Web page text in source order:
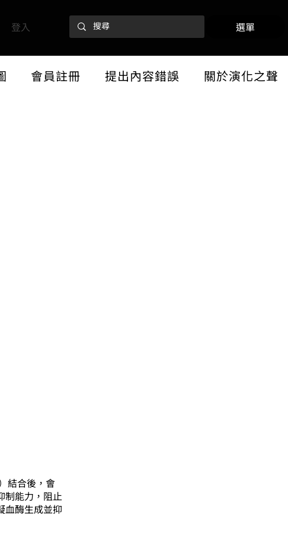
登入 選單
會員註冊 提出內容錯誤 關於演化之聲
結合後，會
制能力，阻止
酶生成並抑